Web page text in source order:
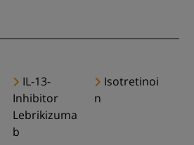
IL-13-
Inhibitor
Lebrikizuma
b
Isotretinoi
n